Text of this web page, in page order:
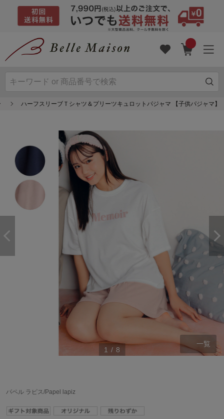
ハーフスリーブＴシャツ＆プリーツキュロットパジャマ 【子供パジャマ】
1 / 8
一覧
パペル ラピス/Papel lapiz